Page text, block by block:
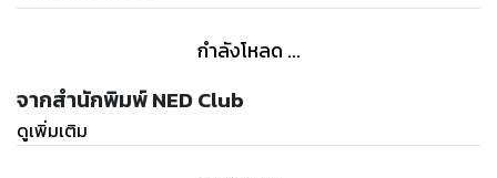
กำลังโหลด ...
จากสำนักพิมพ์ NED Club
ดูเพิ่มเติม